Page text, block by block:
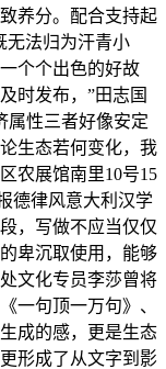
养分。配合支持起
无法归为汗青小
个个出色的好故
时发布，”田志国
属性三者好像安定
生态若何变化，我
农展馆南里10号15
德律风意大利汉学
，写做不应当仅仅
卑沉取使用，能够
文化专员李莎曾将
一句顶一万句》、
成的感，更是生态
形成了从文字到影